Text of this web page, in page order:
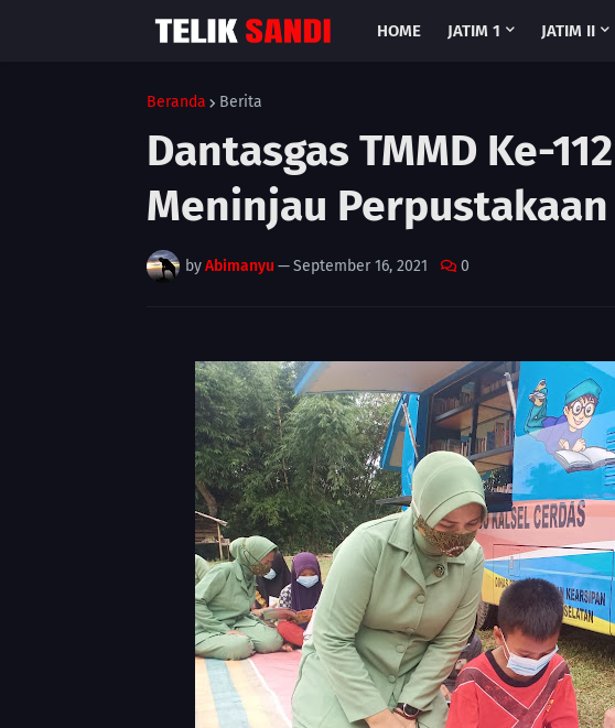
HOME JATIM 1 JATIM II
Beranda Berita
Dantasgas TMMD Ke-
Meninjau
byAbimanyu —September 16, 2021 0